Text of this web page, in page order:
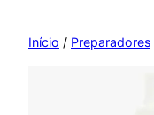
paraInício / Preparadores